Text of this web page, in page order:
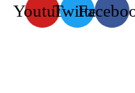
Twitter
Youtube